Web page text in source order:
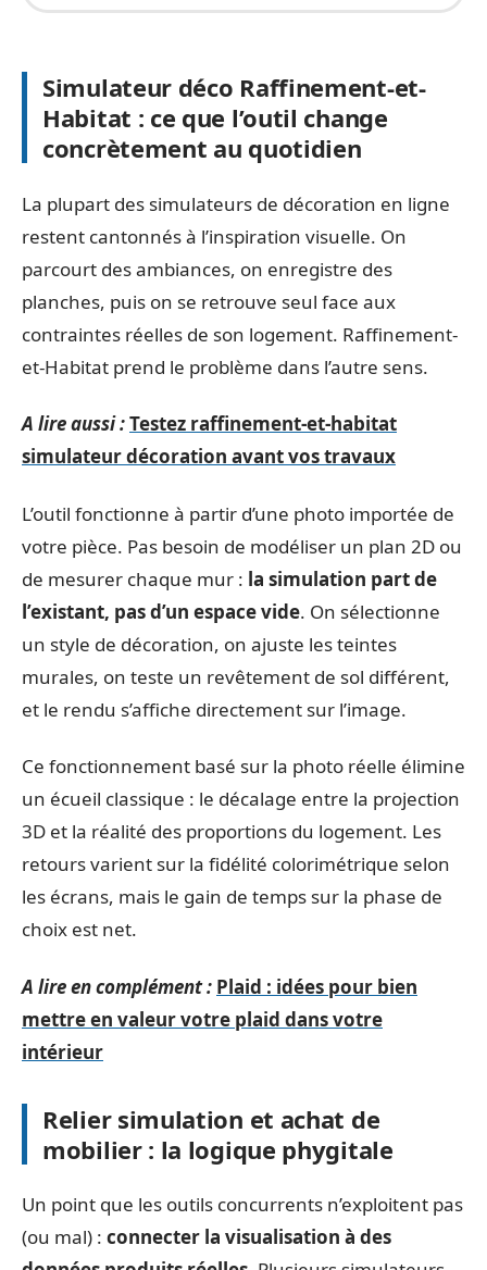
Simulateur déco Raffinement-et-
Habitat : ce que l’outil change
concrètement au quotidien
La plupart des simulateurs de décoration en ligne
restent cantonnés à l’inspiration visuelle. On
parcourt des ambiances, on enregistre des
planches, puis on se retrouve seul face aux
contraintes réelles de son logement. Raffinement-
et-Habitat prend le problème dans l’autre sens.
A lire aussi :Testez raffinement-et-habitat
simulateur décoration avant vos travaux
L’outil fonctionne à partir d’une photo importée de
votre pièce. Pas besoin de modéliser un plan 2D ou
de mesurer chaque mur : la simulation part de
l’existant, pas d’un espace vide. On sélectionne
un style de décoration, on ajuste les teintes
murales, on teste un revêtement de sol différent,
et le rendu s’affiche directement sur l’image.
Ce fonctionnement basé sur la photo réelle élimine
un écueil classique : le décalage entre la projection
3D et la réalité des proportions du logement. Les
retours varient sur la fidélité colorimétrique selon
les écrans, mais le gain de temps sur la phase de
choix est net.
A lire en complément : Plaid : idées pour bien
mettre en valeur votre plaid dans votre
intérieur
Relier simulation et achat de
mobilier : la logique phygitale
Un point que les outils concurrents n’exploitent pas
(ou mal) : connecter la visualisation à des